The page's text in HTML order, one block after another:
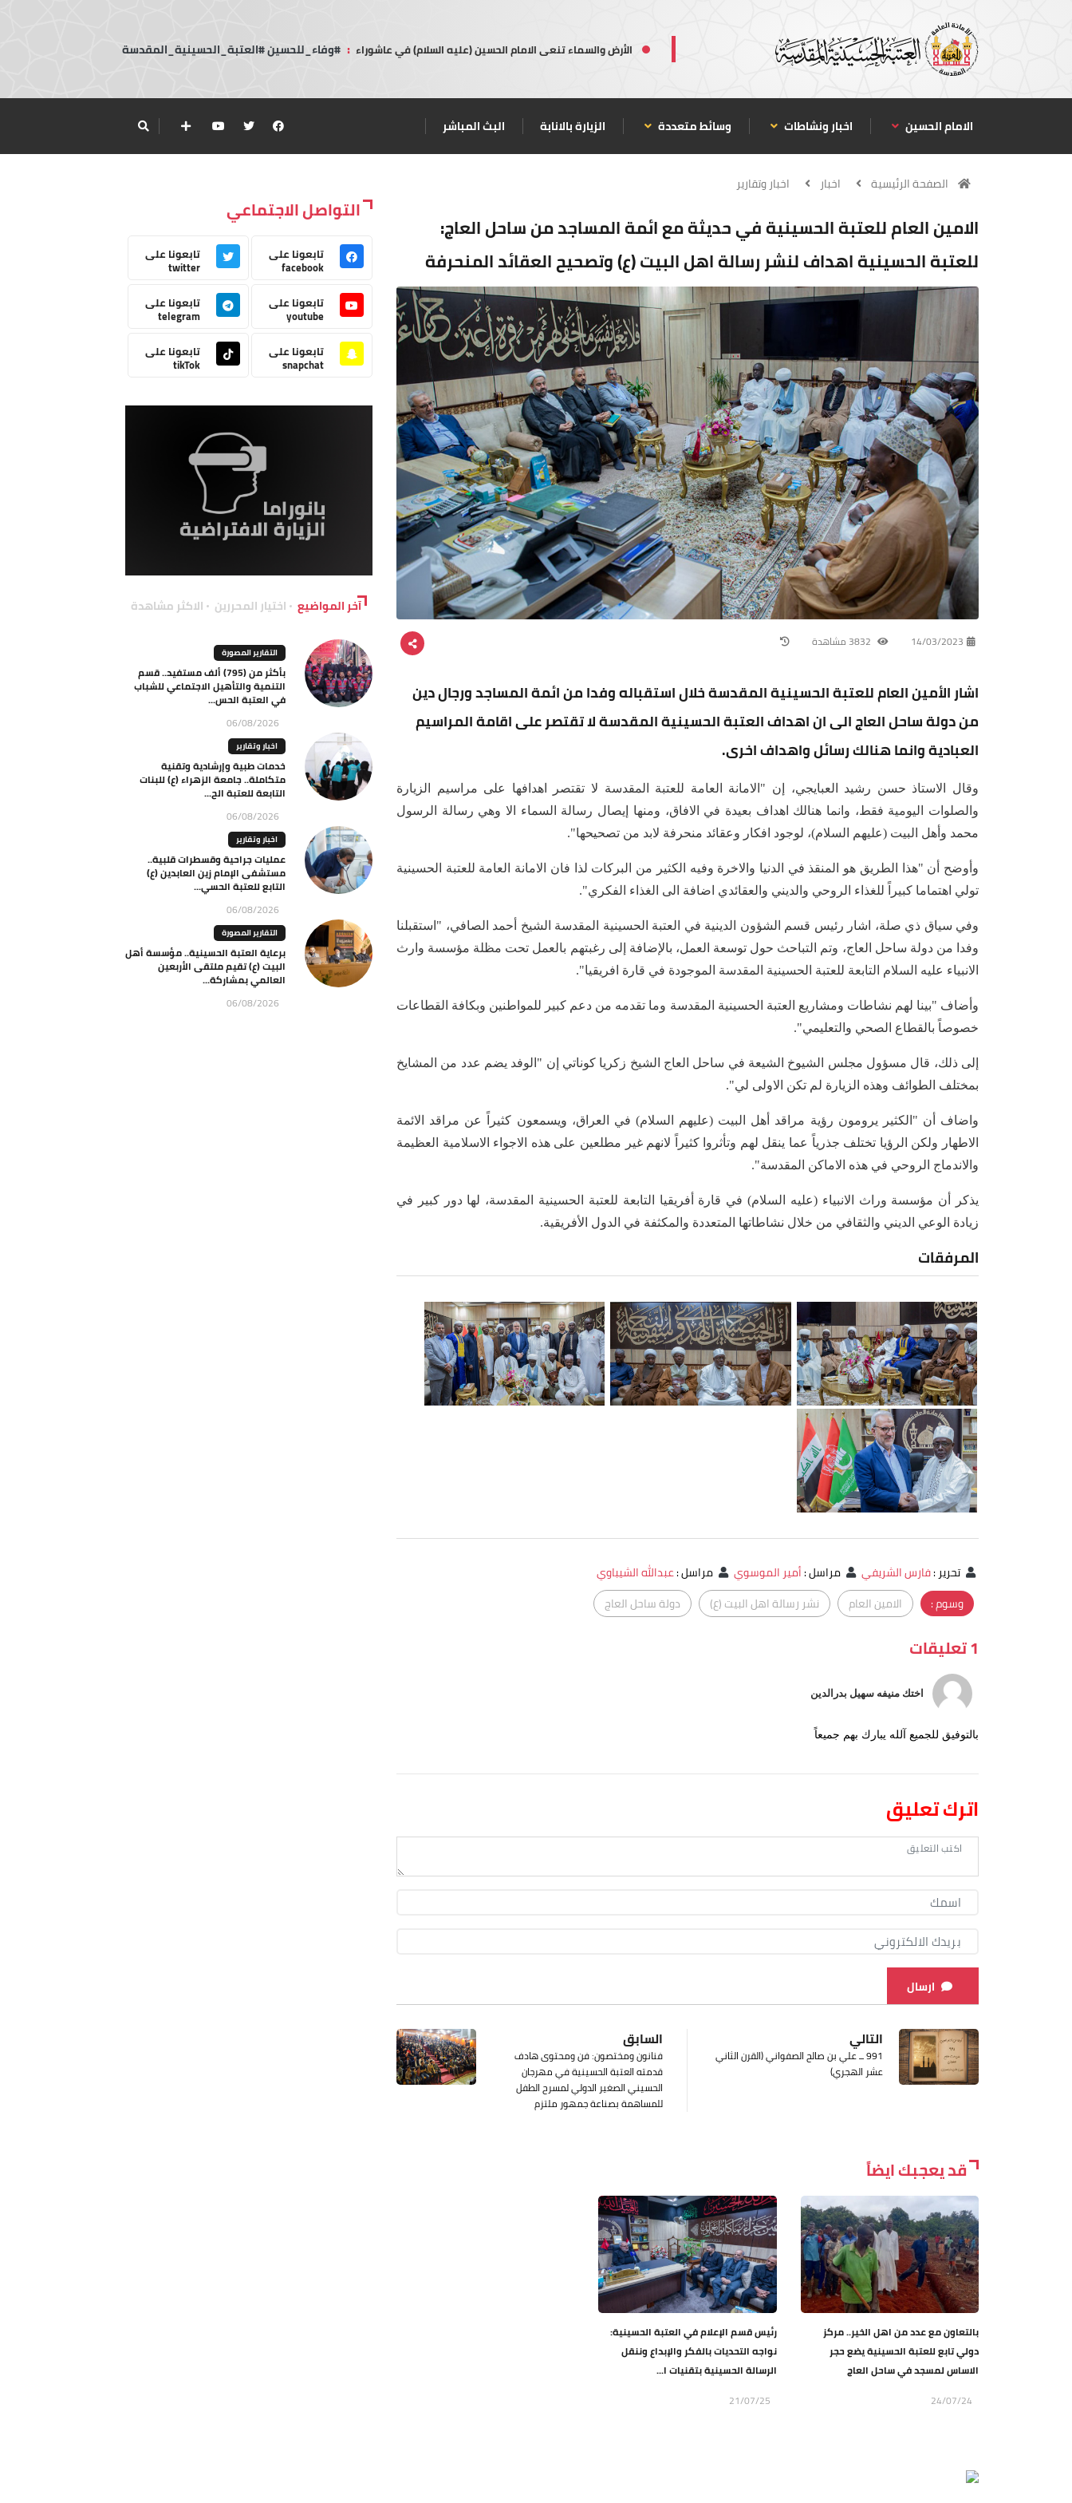
الأرض والسماء تنعى الامام الحسين (عليه السلام) في عاشوراء : #وفاء_للحسين #العتبة_الحسينية_المقدسة
الامام الحسين اخبار ونشاطات وسائط متعددة الزيارة بالانابة البث المباشر
الصفحة الرئيسية اخبار اخبار وتقارير
الامين العام للعتبة الحسينية في حديثة مع ائمة المساجد من ساحل العاج:
للعتبة الحسينية اهداف لنشر رسالة اهل البيت (ع) وتصحيح العقائد المنحرفة
14/03/2023
اشار الأمين العام للعتبة الحسينية المقدسة خلال استقباله وفدا من ائمة المساجد ورجال دين
من دولة ساحل العاج الى ان اهداف العتبة الحسينية المقدسة لا تقتصر على اقامة المراسيم
العبادية وانما هنالك رسائل واهداف اخرى.
وقال الاستاذ حسن رشيد العبايجي، إن "الامانة العامة للعتبة المقدسة لا تقتصر اهدافها على مراسيم الزيارة
والصلوات اليومية فقط، وانما هنالك اهداف بعيدة في الافاق، ومنها إيصال رسالة السماء الا وهي رسالة الرسول
محمد وأهل البيت (عليهم السلام)، لوجود افكار وعقائد منحرفة لابد من تصحيحها".
وأوضح أن "هذا الطريق هو المنقذ في الدنيا والاخرة وفيه الكثير من البركات لذا فان الامانة العامة للعتبة الحسينية
تولي اهتماما كبيراً للغذاء الروحي والديني والعقائدي اضافة الى الغذاء الفكري".
وفي سياق ذي صلة، اشار رئيس قسم الشؤون الدينية في العتبة الحسينية المقدسة الشيخ أحمد الصافي، "استقبلنا
وفدا من دولة ساحل العاج، وتم التباحث حول توسعة العمل، بالإضافة إلى رغبتهم بالعمل تحت مظلة مؤسسة وارث
الانبياء عليه السلام التابعة للعتبة الحسينية المقدسة الموجودة في قارة افريقيا".
وأضاف "بينا لهم نشاطات ومشاريع العتبة الحسينية المقدسة وما تقدمه من دعم كبير للمواطنين وبكافة القطاعات
خصوصاً بالقطاع الصحي والتعليمي".
إلى ذلك، قال مسؤول مجلس الشيوخ الشيعة في ساحل العاج الشيخ زكريا كوناتي إن "الوفد يضم عدد من المشايخ
بمختلف الطوائف وهذه الزيارة لم تكن الاولى لي".
واضاف أن "الكثير يرومون رؤية مراقد أهل البيت (عليهم السلام) في العراق، ويسمعون كثيراً عن مراقد الائمة
الاطهار ولكن الرؤيا تختلف جذرياً عما ينقل لهم وتأثروا كثيراً لانهم غير مطلعين على هذه الاجواء الاسلامية العظيمة
والاندماج الروحي في هذه الاماكن المقدسة".
يذكر أن مؤسسة وراث الانبياء (عليه السلام) في قارة أفريقيا التابعة للعتبة الحسينية المقدسة، لها دور كبير في
زيادة الوعي الديني والثقافي من خلال نشاطاتها المتعددة والمكثفة في الدول الأفريقية.
المرفقات
تحرير:فارس الشريفي مراسل:أمير الموسوي مراسل:عبدالله الشيباوي
وسوم :
الامين العام نشر رسالة اهل البيت (ع) دولة ساحل العاج
1 تعليقات
اختك منيفه سهيل بدرالدين
بالتوفيق للجميع آلله يبارك بهم جميعاً
اترك تعليق
ارسال
السابق
فنانون ومختصون: فن ومحتوى هادف
قدمته العتبة الحسينية في مهرجان
الحسيني الصغير الدولي لمسرح الطفل
للمساهمة بصناعة جمهور ملتزم
التالي
991 ــ علي بن صالح الصفواني (القرن الثاني
عشر الهجري)
قد يعجبك ايضاً
بالتعاون مع عدد من اهل الخير.. مركز
دولي تابع للعتبة الحسينية يضع حجر
الاساس لمسجد في ساحل العاج
24/07/24
رئيس قسم الإعلام في العتبة الحسينية:
نواجه التحديات بالفكر والإبداع وننقل
الرسالة الحسينية بتقنيات ا...
21/07/25
التواصل الاجتماعي
تابعونا على
facebook
تابعونا على
twitter
تابعونا على
youtube
تابعونا على
telegram
تابعونا على
snapchat
تابعونا على
tikTok
آخر المواضيع اختيار المحررين الاكثر مشاهدة
التقارير المصورة
بأكثر من (795) ألف مستفيد.. قسم
التنمية والتأهيل الاجتماعي للشباب
في العتبة الحس...
06/08/2026
اخبار وتقارير
خدمات طبية وإرشادية وتقنية
متكاملة.. جامعة الزهراء (ع) للبنات
التابعة للعتبة الح...
06/08/2026
اخبار وتقارير
عمليات جراحية وقسطرات قلبية..
مستشفى الإمام زين العابدين (ع)
التابع للعتبة الحسي...
06/08/2026
التقارير المصورة
برعاية العتبة الحسينية.. مؤسسة أهل
البيت (ع) تقيم ملتقى الأربعين
العالمي بمشاركة...
06/08/2026